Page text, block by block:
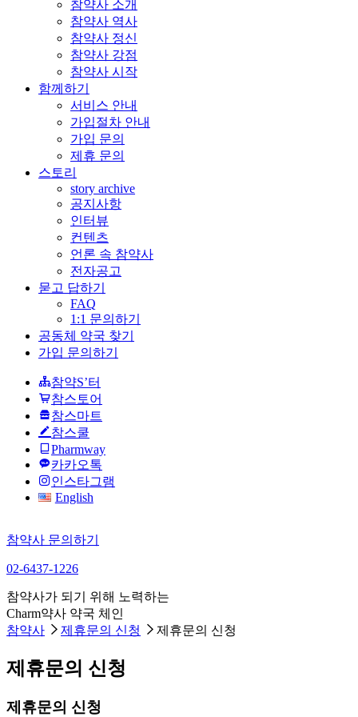
참약사 소개
참약사 역사
참약사 정신
참약사 강점
참약사 시작
함께하기
서비스 안내
가입절차 안내
가입 문의
제휴 문의
스토리
story archive
공지사항
인터뷰
컨텐츠
언론 속 참약사
전자공고
묻고 답하기
FAQ
1:1 문의하기
공동체 약국 찾기
가입 문의하기
참약S’터
참스토어
참스마트
참스쿨
Pharmway
카카오톡
인스타그램
English
참약사 문의하기
02-6437-1226
참약사가 되기 위해 노력하는
Charm약사 약국 체인
참약사
제휴문의 신청 제휴문의 신청
제휴문의 신청
제휴문의 신청